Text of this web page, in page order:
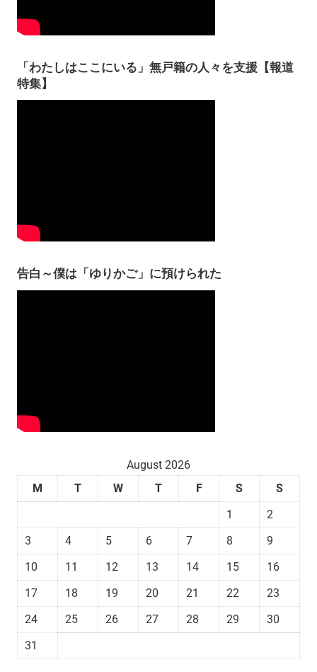
「わたしはここにいる」無戸籍の人々を支援【報道
特集】
告白～僕は「ゆりかご」に預けられた
August 2026
M
T W T F S
S
1
2
3
4 5 6 7 8
9
10
11 12 13 14 15
16
17
18 19 20 21 22
23
24
25 26 27 28 29
30
31